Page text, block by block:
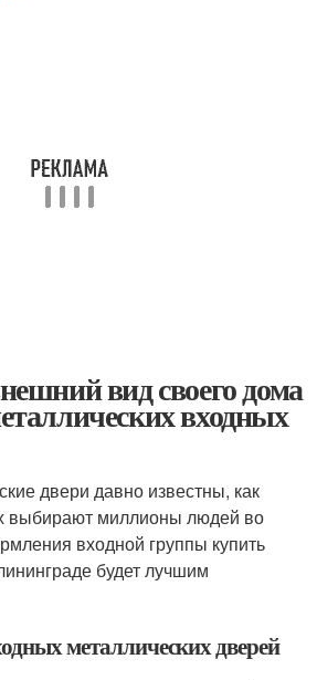
вид своего дома
входных
двери давно известны, как
выбирают миллионы людей во
входной группы купить
будет лучшим
металлических дверей